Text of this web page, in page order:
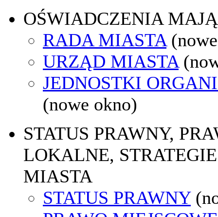
OŚWIADCZENIA
RADA MIASTA
URZĄD MIASTA
JEDNOSTKI
(nowe okno)
STATUS PRAWNY,
LOKALNE,
MIASTA
STATUS PRAWNY